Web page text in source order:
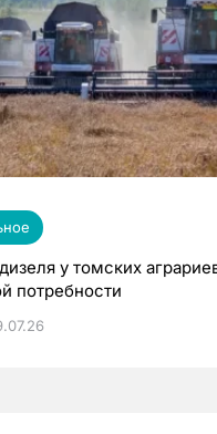
у томских
потребности